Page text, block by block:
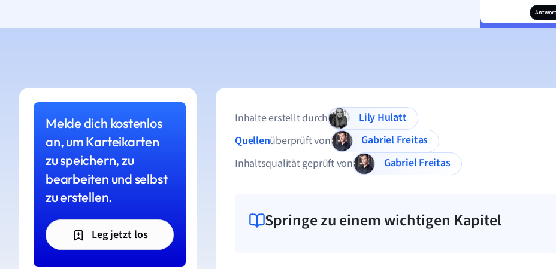
Melde dich kostenlos
an, um Karteikarten
zu speichern, zu
bearbeiten und selbst
zu erstellen.
Leg jetzt los
Inhalte erstellt durch
Lily Hulatt
Quellenüberprüft von
Gabriel Freitas
Inhaltsqualität geprüft von
Gabriel Freitas
Springe zu einem wichtigen Kapitel